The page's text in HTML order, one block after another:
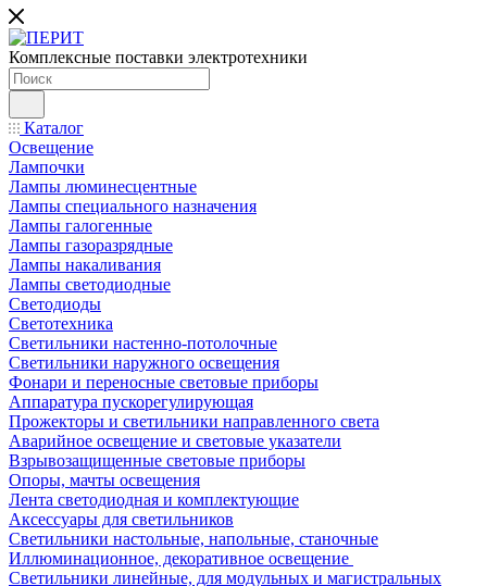
Комплексные поставки электротехники
Каталог
Освещение
Лампочки
Лампы люминесцентные
Лампы специального назначения
Лампы галогенные
Лампы газоразрядные
Лампы накаливания
Лампы светодиодные
Светодиоды
Светотехника
Светильники настенно-потолочные
Светильники наружного освещения
Фонари и переносные световые приборы
Аппаратура пускорегулирующая
Прожекторы и светильники направленного света
Аварийное освещение и световые указатели
Взрывозащищенные световые приборы
Опоры, мачты освещения
Лента светодиодная и комплектующие
Аксессуары для светильников
Светильники настольные, напольные, станочные
Иллюминационное, декоративное освещение
Светильники линейные, для модульных и магистральных